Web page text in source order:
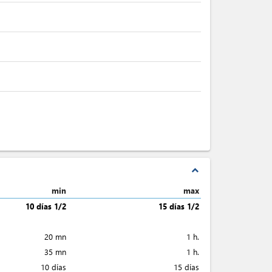
expand_less
min
max
10 días 1/2
15 días 1/2
20 mn
1 h.
35 mn
1 h.
10 días 15 días